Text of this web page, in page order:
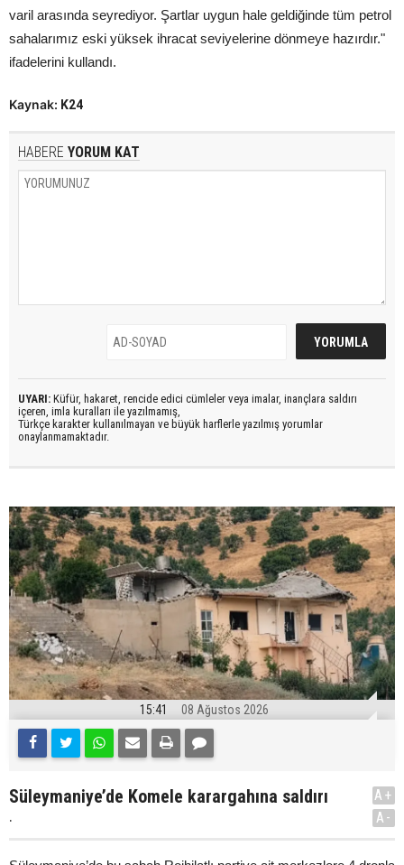
varil arasında seyrediyor. Şartlar uygun hale geldiğinde tüm petrol
sahalarımız eski yüksek ihracat seviyelerine dönmeye hazırdır."
ifadelerini kullandı.
Kaynak: K24
HABERE YORUM KAT
UYARI: Küfür, hakaret, rencide edici cümleler veya imalar, inançlara saldırı
içeren, imla kuralları ile yazılmamış,
Türkçe karakter kullanılmayan ve büyük harflerle yazılmış yorumlar
onaylanmamaktadır.
15:41 08 Ağustos 2026
Süleymaniye’de Komele karargahına saldırı
.
A+
A-